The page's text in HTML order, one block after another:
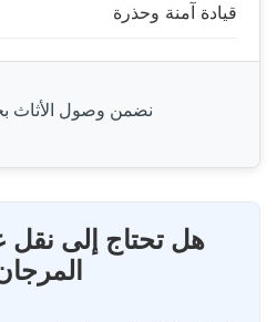
قيادة آمنة وحذرة
نضمن وصول الأثاث
هل تحتاج إلى